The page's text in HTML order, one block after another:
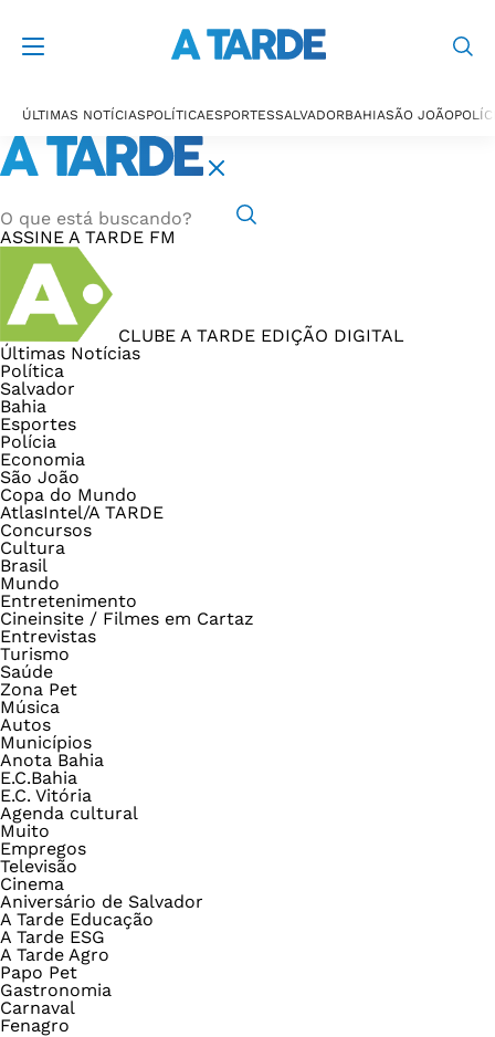
ÚLTIMAS NOTÍCIASPOLÍTICAESPORTESSALVADORBAHIASÃO JOÃO
ASSINE A TARDE FM
CLUBE A TARDE EDIÇÃO DIGITAL
Últimas Notícias
Política
Salvador
Bahia
Esportes
Polícia
Economia
São João
Copa do Mundo
AtlasIntel/A TARDE
Concursos
Cultura
Brasil
Mundo
Entretenimento
Cineinsite / Filmes em Cartaz
Entrevistas
Turismo
Saúde
Zona Pet
Música
Autos
Municípios
Anota Bahia
E.C.Bahia
E.C. Vitória
Agenda cultural
Muito
Empregos
Televisão
Cinema
Aniversário de Salvador
A Tarde Educação
A Tarde ESG
A Tarde Agro
Papo Pet
Gastronomia
Carnaval
Fenagro